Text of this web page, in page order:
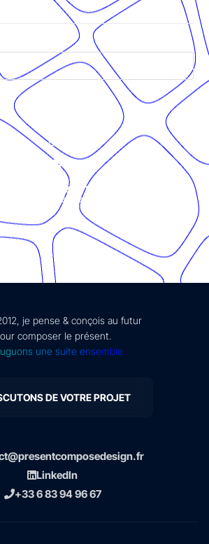
design - 2024 - Tous droits réservés -
mentions légales
je pense & conçois au futur
composer le présent.
une suite ensemble.
DE VOTRE PROJET
LinkedIn
+33 6 83 94 96 67